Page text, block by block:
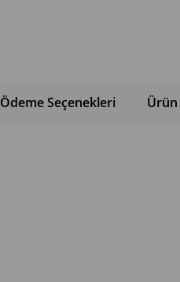
Ödeme Seçenekleri